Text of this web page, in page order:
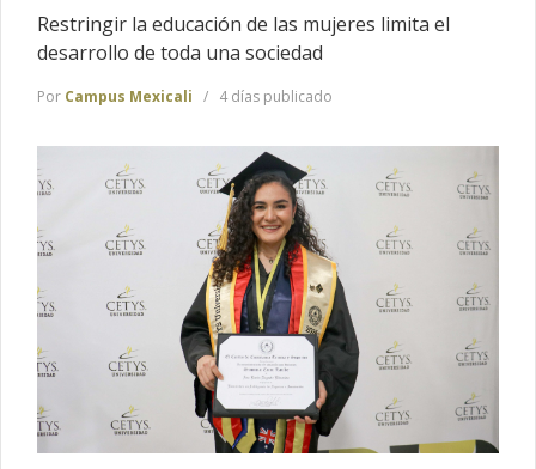
Restringir la educación de las mujeres limita el
desarrollo de toda una sociedad
Por Campus Mexicali 4 días publicado